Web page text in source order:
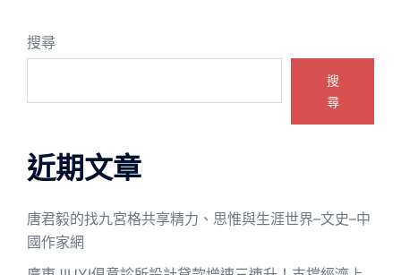
搜尋
搜
尋
近期文章
唐君毅的找九宮格共享精力、思惟與生涯世界–文史–中
國作家網